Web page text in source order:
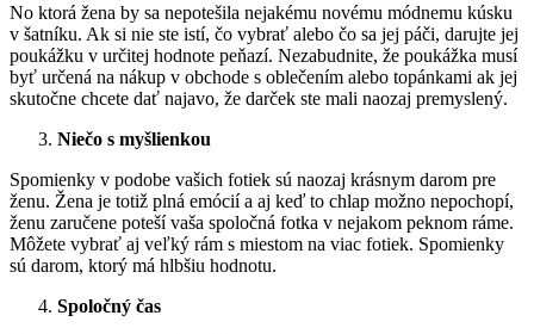
No ktorá žena by sa nepotešila nejakému novému módnemu kúsku
v šatníku. Ak si nie ste istí, čo vybrať alebo čo sa jej páči, darujte jej
poukážku v určitej hodnote peňazí. Nezabudnite, že poukážka musí
byť určená na nákup v obchode s oblečením alebo topánkami ak jej
skutočne chcete dať najavo, že darček ste mali naozaj premyslený.
Niečo s myšlienkou
Spomienky v podobe vašich fotiek sú naozaj krásnym darom pre
ženu. Žena je totiž plná emócií a aj keď to chlap možno nepochopí,
ženu zaručene poteší vaša spoločná fotka v nejakom peknom ráme.
Môžete vybrať aj veľký rám s miestom na viac fotiek. Spomienky
sú darom, ktorý má hlbšiu hodnotu.
Spoločný čas